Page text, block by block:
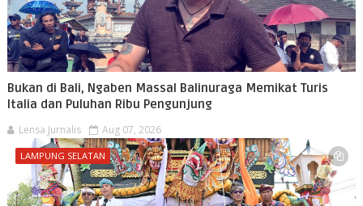
Bukan di Bali, Ngaben Massal Balinuraga Memikat Turis
Italia dan Puluhan Ribu Pengunjung
Lensa Jurnalis Aug 07, 2026
LAMPUNG SELATAN